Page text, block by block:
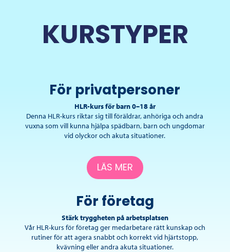
KURSTYPER
För privatpersoner
HLR-kurs för barn 0–18 år
Denna HLR-kurs riktar sig till föräldrar, anhöriga och andra
vuxna som vill kunna hjälpa spädbarn, barn och ungdomar
vid olyckor och akuta situationer.
LÄS MER
För företag
Stärk tryggheten på arbetsplatsen
Vår HLR-kurs för företag ger medarbetare rätt kunskap och
rutiner för att agera snabbt och korrekt vid hjärtstopp,
kvävning eller andra akuta situationer.